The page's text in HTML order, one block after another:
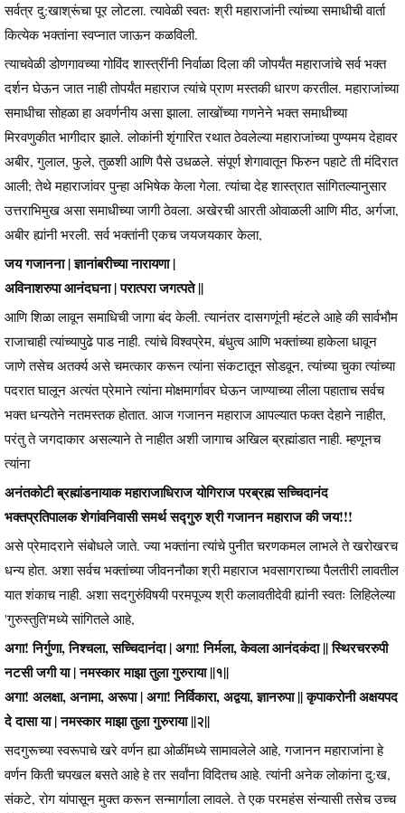
सर्वत्र दु:खाश्रूंचा पूर लोटला. त्यावेळी स्वतः श्री महाराजांनी त्यांच्या समाधीची वार्ता
कित्येक भक्तांना स्वप्नात जाऊन कळविली.
त्याचवेळी डोणगावच्या गोविंद शास्त्रींनी निर्वाळा दिला की जोपर्यंत महाराजांचे सर्व भक्त
दर्शन घेऊन जात नाही तोपर्यंत महाराज त्यांचे प्राण मस्तकी धारण करतील. महाराजांच्या
समाधीचा सोहळा हा अवर्णनीय असा झाला. लाखोंच्या गणनेने भक्त समाधीच्या
मिरवणुकीत भागीदार झाले. लोकांनी शृंगारित रथात ठेवलेल्या महाराजांच्या पुण्यमय देहावर
अबीर, गुलाल, फुले, तुळशी आणि पैसे उधळले. संपूर्ण शेगावातून फिरुन पहाटे ती मंदिरात
आली; तेथे महाराजांवर पुन्हा अभिषेक केला गेला. त्यांचा देह शास्त्रात सांगितल्यानुसार
उत्तराभिमुख असा समाधीच्या जागी ठेवला. अखेरची आरती ओवाळली आणि मीठ, अर्गजा,
अबीर ह्यांनी भरली. सर्व भक्तांनी एकच जयजयकार केला,
जय गजानना | ज्ञानांबरीच्या नारायणा |
अविनाशरुपा आनंदघना | परात्परा जगत्पते ||
आणि शिळा लावून समाधिची जागा बंद केली. त्यानंतर दासगणूंनी म्हंटले आहे की सार्वभौम
राजाचाही त्यांच्यापुढे पाड नाही. त्यांचे विश्वप्रेम, बंधुत्व आणि भक्तांच्या हाकेला धावून
जाणे तसेच अतर्क्य असे चमत्कार करून त्यांना संकटातून सोडवून, त्यांच्या चुका त्यांच्या
पदरात घालून अत्यंत प्रेमाने त्यांना मोक्षमार्गावर घेऊन जाण्याच्या लीला पहाताच सर्वच
भक्त धन्यतेने नतमस्तक होतात. आज गजानन महाराज आपल्यात फक्त देहाने नाहीत,
परंतु ते जगदाकार असल्याने ते नाहीत अशी जागाच अखिल ब्रह्मांडात नाही. म्हणूनच
त्यांना
अनंतकोटी ब्रह्मांडनायाक महाराजाधिराज योगिराज परब्रह्म सच्चिदानंद
भक्तप्रतिपालक शेगांवनिवासी समर्थ सद्गुरु श्री गजानन महाराज की जय!!!
असे प्रेमादराने संबोधले जाते. ज्या भक्तांना त्यांचे पुनीत चरणकमल लाभले ते खरोखरच
धन्य होत. अशा सर्वच भक्तांच्या जीवननौका श्री महाराज भवसागराच्या पैलतीरी लावतील
यात शंकाच नाही. अशा सदगुरुंविषयी परमपूज्य श्री कलावतीदेवी ह्यांनी स्वतः लिहिलेल्या
'गुरुस्तुति'मध्ये सांगितले आहे,
अगा! निर्गुणा, निश्चला, सच्चिदानंदा | अगा! निर्मला, केवला आनंदकंदा || स्थिरचररुपी
नटसी जगी या | नमस्कार माझा तुला गुरुराया ||१||
अगा! अलक्षा, अनामा, अरूपा | अगा! निर्विकारा, अद्वया, ज्ञानरुपा || कृपाकरोनी अक्षयपद
दे दासा या | नमस्कार माझा तुला गुरुराया ||२||
सदगुरूच्या स्वरूपाचे खरे वर्णन ह्या ओळींमध्ये सामावलेले आहे, गजानन महाराजांना हे
वर्णन किती चपखल बसते आहे हे तर सर्वांना विदितच आहे. त्यांनी अनेक लोकांना दु:ख,
संकटे, रोग यांपासून मुक्त करून सन्मार्गाला लावले. ते एक परमहंस संन्यासी तसेच उच्च